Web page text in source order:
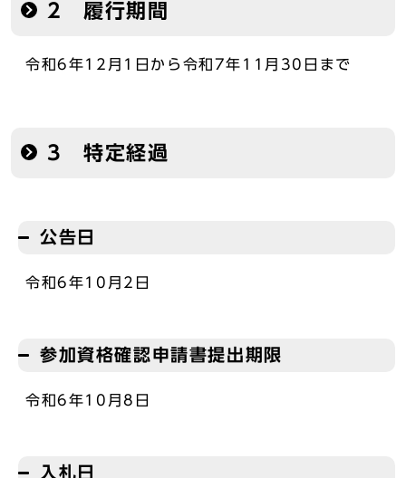
2 履行期間
令和6年12月1日から令和7年11月30日まで
3 特定経過
公告日
令和6年10月2日
参加資格確認申請書提出期限
令和6年10月8日
入札日